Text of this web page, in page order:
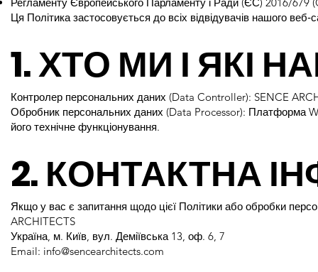
Ця Політика застосовується до всіх відвідувачів нашого
1. ХТО МИ І ЯКІ
Контролер персональних даних (Data Controller): SENCE
Обробник персональних даних (Data Processor): Платформа
його технічне функціонування.
2. КОНТАКТНА
Якщо у вас є запитання щодо цієї Політики або обробки
ARCHITECTS
Україна, м. Київ, вул. Деміївська 13, оф. 6, 7
Email: info@sencearchitects.com